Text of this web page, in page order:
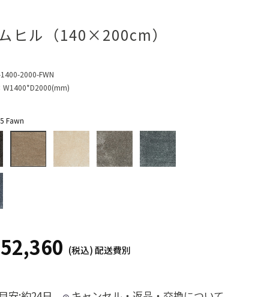
ヒル（140×200cm）
2000-FWN
W1400*D2000(mm)
Fawn
52,360 (税込)配送費別